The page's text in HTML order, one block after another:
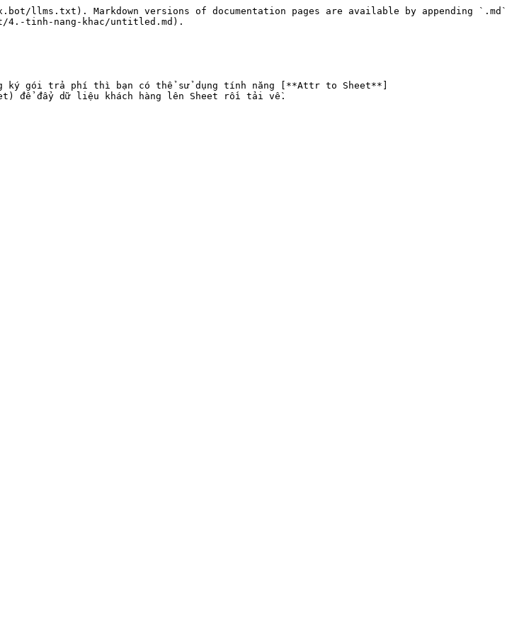
llms.txt). Markdown versions of documentation pages are available by appending `.md`
4.-tinh-nang-khac/untitled.md).
ký gói trả phí thì bạn có thể sử dụng tính năng [**Attr to Sheet**]
để đẩy dữ liệu khách hàng lên Sheet rồi tải về.